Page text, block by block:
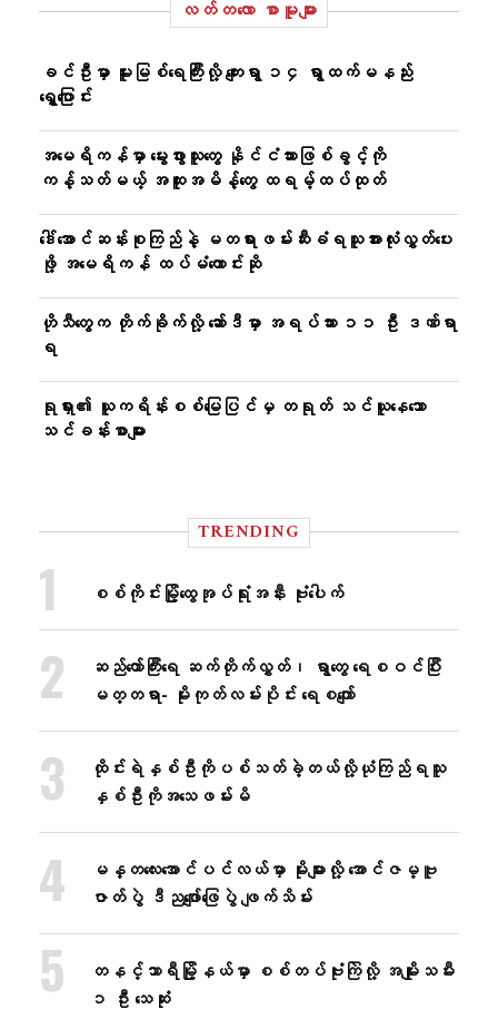
လတ်တ‌လော စာမူများ
ခင်ဦးမှာ မူးမြစ်ရေကြီးလို့ ကျေးရွာ ၁၄ ရွာထက်မနည်း
ရွှေ့ပြောင်း
အမေရိကန်မှာ မွေးဖွားသူတွေ နိုင်ငံသားဖြစ်ခွင့်ကို
ကန့်သတ်မယ့် အထူးအမိန့်တွေ ထရမ့်ထပ်ထုတ်
ဒေါ်အောင်ဆန်းစုကြည်နဲ့ မတရားဖမ်းဆီးခံရသူအားလုံးလွှတ်ပေး
ဖို့ အမေရိကန် ထပ်မံတောင်းဆို
ဟိုသီတွေက တိုက်ခိုက်လို့ ဆော်ဒီမှာ အရပ်သား ၁၁ ဦး ဒဏ်ရာ
ရ
ရုရှား၏ ယူကရိန်းစစ်မြေပြင်မှ တရုတ် သင်ယူနေသော
သင်ခန်းစာများ
TRENDING
စစ်ကိုင်းမြို့ထွေအုပ်ရုံးအနီး ဗုံးပေါက်
ဆည်တော်ကြီးရေ ဆက်တိုက်လွှတ်၊ ရွာတွေ ရေစဝင်ပြီး
မတ္တရာ- မိုးကုတ်လမ်းပိုင်း ရေစကျော်
ထိုင်းရဲနှစ်ဦးကိုပစ်သတ်ခဲ့တယ်လို့ယုံကြည်ရသူ
နှစ်ဦးကိုအသေဖမ်းမိ
မန္တလေးအောင်ပင်လယ်မှာ မိုးများလို့ အောင်ဇမ္ဗူ
ဇာတ်ပွဲ ဒီညဖျော်ဖြေပွဲ ဖျက်သိမ်း
တနင်္သာရီမြို့နယ်မှာ စစ်တပ်ဗုံးကြဲလို့ အမျိုးသမီး
၁ ဦး သေဆုံး